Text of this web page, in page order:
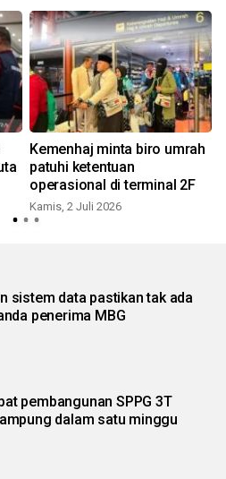
Kemenhaj minta biro umrah
patuhi ketentuan
operasional di terminal 2F
Kamis, 2 Juli 2026
sistem data pastikan tak ada
penerima MBG
pembangunan SPPG 3T
dalam satu minggu